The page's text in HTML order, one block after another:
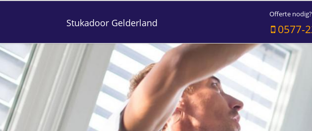
Stukadoor Gelderland
Offerte nodig?
0577-